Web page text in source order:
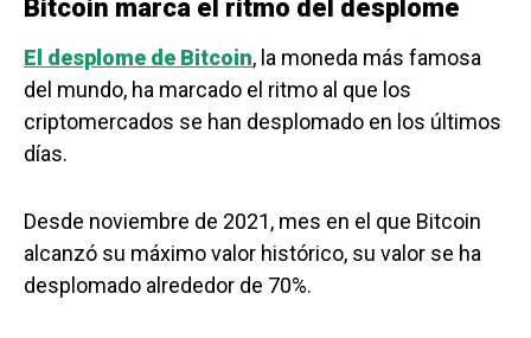
Bitcoin marca el ritmo del desplome
El desplome de Bitcoin, la moneda más famosa
del mundo, ha marcado el ritmo al que los
criptomercados se han desplomado en los últimos
días.
Desde noviembre de 2021, mes en el que Bitcoin
alcanzó su máximo valor histórico, su valor se ha
desplomado alrededor de 70%.